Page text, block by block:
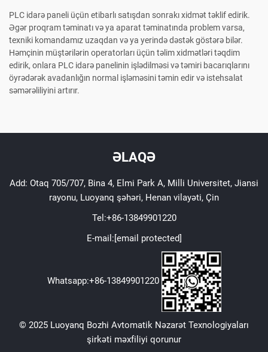
PLC idarə paneli üçün etibarlı satışdan sonrakı xidmət təklif edirik.
Əgər proqram təminatı və ya aparat təminatında problem varsa,
texniki komandamız uzaqdan və ya yerində dəstək göstərə bilər.
Həmçinin müştərilərin operatorları üçün təlim xidmətləri təqdim
edirik, onlara PLC idarə panelinin işlədilməsi və təmiri bacarıqlarını
öyrədərək avadanlığın normal işləməsini təmin edir və istehsalat
səmərəliliyini artırır.
ƏLAQƏ
Add: Otaq 705/707, Bina 4, Elmi Park A, Milli Universitet, Jiansi
rayonu, Luoyanq şəhəri, Henan vilayəti, Çin
Tel:+86-13849901220
E-mail:[email protected]
Whatsapp:+86-13849901220
© 2025 Luoyanq Bozhi Avtomatik Nəzarət Texnologiyaları
şirkəti məxfiliyi qorunur